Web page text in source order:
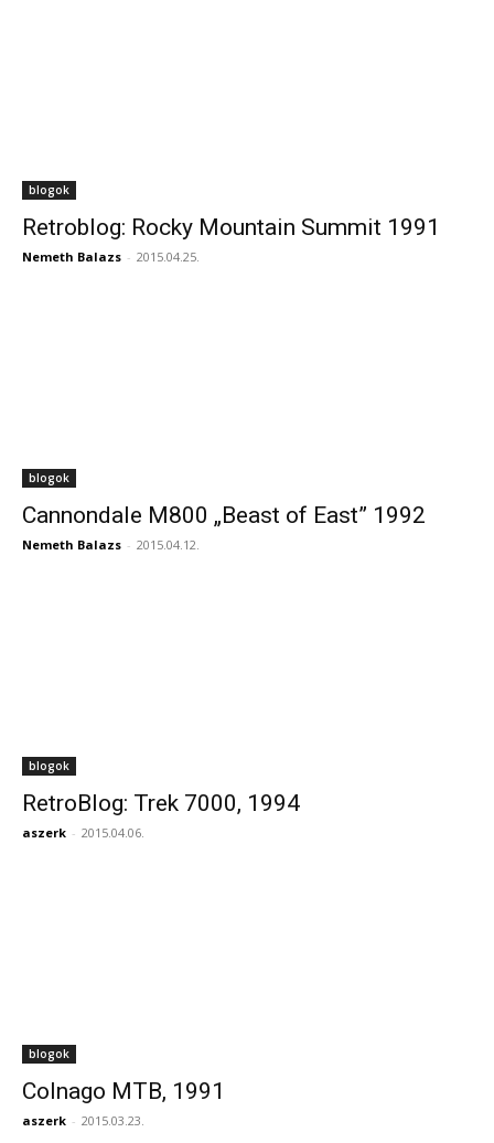
blogok
Retroblog: Rocky Mountain Summit 1991
Nemeth Balazs - 2015.04.25.
blogok
Cannondale M800 „Beast of East” 1992
Nemeth Balazs - 2015.04.12.
blogok
RetroBlog: Trek 7000, 1994
aszerk - 2015.04.06.
blogok
Colnago MTB, 1991
aszerk - 2015.03.23.